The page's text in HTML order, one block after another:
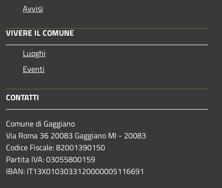
Avvisi
VIVERE IL COMUNE
Luoghi
Eventi
CONTATTI
Comune di Gaggiano
Via Roma 36 20083 Gaggiano MI - 20083
Codice Fiscale: 82001390150
Partita IVA: 03055800159
IBAN: IT13X0103033120000005116691